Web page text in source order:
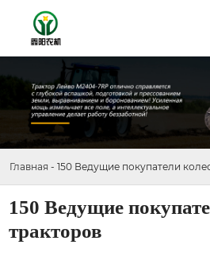
Главная - 150 Ведущие покупатели
150 Ведущие
тракторов